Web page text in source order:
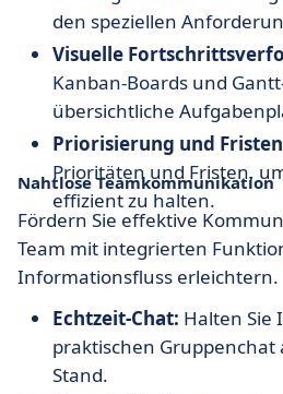
den speziellen
Visuelle
Kanban-Boards und
übersichtliche
Priorisierung und
Prioritäten und Fristen,
effizient zu halten.
Nahtlose Teamkommunikation
Fördern Sie effektive
Team mit integrierten
Informationsfluss erleichtern.
Echtzeit-Chat: Halten Sie
praktischen
Stand.